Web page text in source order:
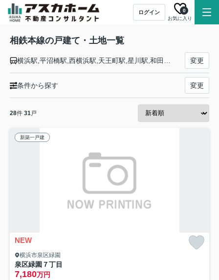
ログイン
お気に入り
0
相鉄本線の戸建て・土地一覧
変更
条件から探す 変更
28件 31戸
新築一戸建
NEW
横浜市泉区緑園
泉区緑園７丁目
7,180万円